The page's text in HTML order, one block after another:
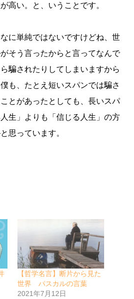
高い。と、いうことです。
に単純ではないですけどね、世
そう言ったからと言ってなんで
騙されたりしてしまいますから
も、たとえ短いスパンでは騙さ
とがあったとしても、長いスパ
生」よりも「信じる人生」の方
思っています。
【哲学名言】断片から見た
世界 パスカルの言葉
2021年7月12日